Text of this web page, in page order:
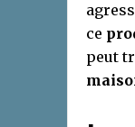
ce
peut